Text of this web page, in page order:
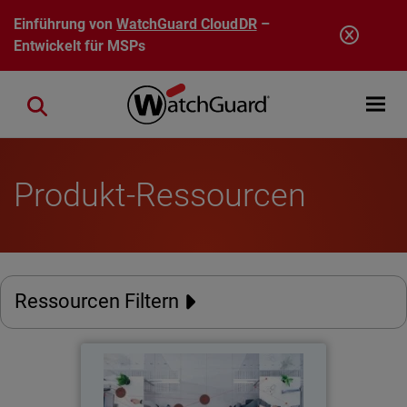
Direkt zum Inhalt
Einführung vonWatchGuard CloudDR–
Entwickelt für MSPs
Open
Close search
Produkt-Ressourcen
Ressourcen Filtern
Bericht zur Cybersicherheit der
Mitarbeiter 2026